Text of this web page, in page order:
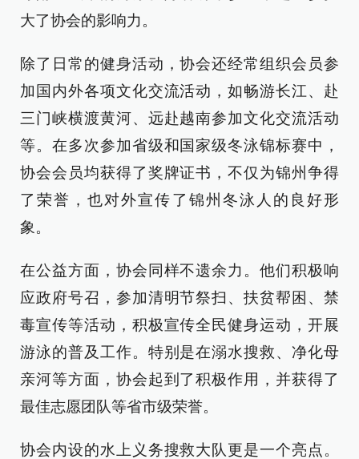
大了协会的影响力。
除了日常的健身活动，协会还经常组织会员参
加国内外各项文化交流活动，如畅游长江、赴
三门峡横渡黄河、远赴越南参加文化交流活动
等。在多次参加省级和国家级冬泳锦标赛中，
协会会员均获得了奖牌证书，不仅为锦州争得
了荣誉，也对外宣传了锦州冬泳人的良好形
象。
在公益方面，协会同样不遗余力。他们积极响
应政府号召，参加清明节祭扫、扶贫帮困、禁
毒宣传等活动，积极宣传全民健身运动，开展
游泳的普及工作。特别是在溺水搜救、净化母
亲河等方面，协会起到了积极作用，并获得了
最佳志愿团队等省市级荣誉。
协会内设的水上义务搜救大队更是一个亮点。